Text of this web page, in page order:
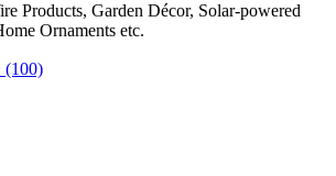
Products, Garden Décor, Solar-powered
Ornaments etc.
(100)